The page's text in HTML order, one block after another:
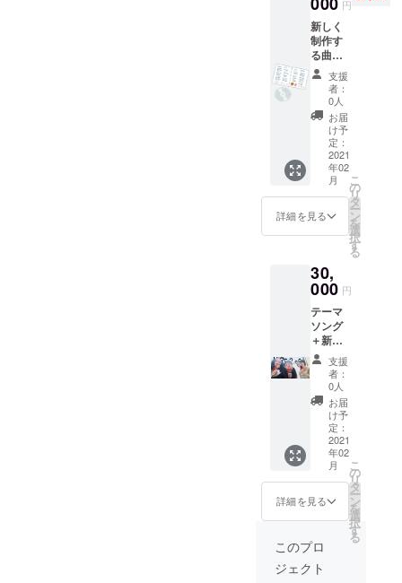
録
円
新しく
制作す
る曲と
今ある
テーマ
ソング
を入れ
た 2曲
を CDに
直筆サ
インを
いれて
お届け
します
(*^_^*)
お手紙
けしま
す。
支援
者：
0人
お届
け予
定：
2021
年02
月
詳細を見る
こ
の
リ
タ
ー
ン
を
選
択
す
る
30,
000 円
テーマ
ソング
＋新曲=
計2曲
CD (CD
にはサ
イン入
り) 限定
ステッ
カー
セット
3人から
お手紙
＋お礼
の動画
支援
者：
0人
お届
け予
定：
2021
年02
月
詳細を見る
こ
の
リ
タ
ー
ン
を
選
択
す
る
このプロ
ジェクト